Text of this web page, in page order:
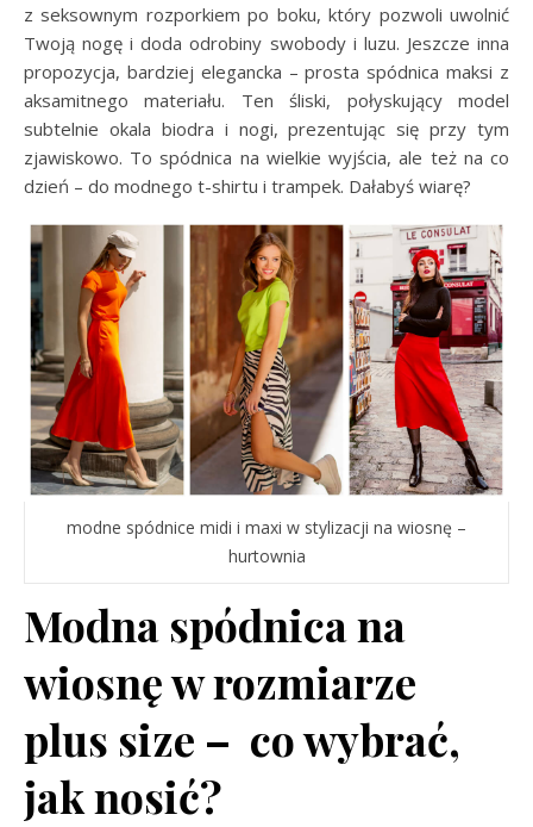
z seksownym rozporkiem po boku, który pozwoli uwolnić
Twoją nogę i doda odrobiny swobody i luzu. Jeszcze inna
propozycja, bardziej elegancka – prosta spódnica maksi z
aksamitnego materiału. Ten śliski, połyskujący model
subtelnie okala biodra i nogi, prezentując się przy tym
zjawiskowo. To spódnica na wielkie wyjścia, ale też na co
dzień – do modnego t-shirtu i trampek. Dałabyś wiarę?
modne spódnice midi i maxi w stylizacji na wiosnę –
hurtownia
Modna spódnica na
wiosnę w rozmiarze
plus size – co wybrać,
jak nosić?